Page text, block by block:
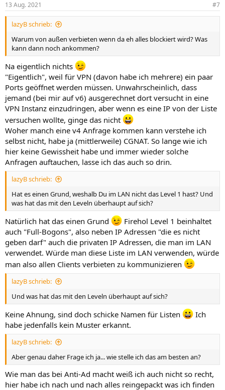
13 Aug. 2021 #7
lazyB schrieb:
Warum von außen verbieten wenn da eh alles blockiert wird? Was
kann dann noch ankommen?
Na eigentlich nichts
"Eigentlich", weil für VPN (davon habe ich mehrere) ein paar
Ports geöffnet werden müssen. Unwahrscheinlich, dass
jemand (bei mir auf v6) ausgerechnet dort versucht in eine
VPN Instanz einzudringen, aber wenn es eine IP von der Liste
versuchen wollte, ginge das nicht
Woher manch eine v4 Anfrage kommen kann verstehe ich
selbst nicht, habe ja (mittlerweile) CGNAT. So lange wie ich
hier keine Gewissheit habe und immer wieder solche
Anfragen auftauchen, lasse ich das auch so drin.
lazyB schrieb:
Hat es einen Grund, weshalb Du im LAN nicht das Level 1 hast? Und
was hat das mit den Leveln überhaupt auf sich?
Natürlich hat das einen Grund
Firehol Level 1 beinhaltet
auch "Full-Bogons", also neben IP Adressen "die es nicht
geben darf" auch die privaten IP Adressen, die man im LAN
verwendet. Würde man diese Liste im LAN verwenden, würde
man also allen Clients verbieten zu kommunizieren
lazyB schrieb:
Und was hat das mit den Leveln überhaupt auf sich?
Keine Ahnung, sind doch schicke Namen für Listen
Ich
habe jedenfalls kein Muster erkannt.
lazyB schrieb:
Aber genau daher Frage ich ja... wie stelle ich das am besten an?
Wie man das bei Anti-Ad macht weiß ich auch nicht so recht,
hier habe ich nach und nach alles reingepackt was ich finden